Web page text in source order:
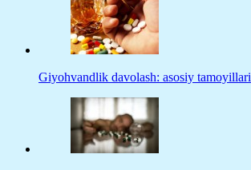
Giyohvandlik davolash: asosiy tamoyillari